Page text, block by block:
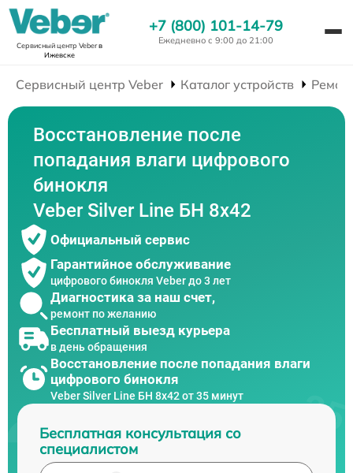
Сервисный центр Veberв
Ижевске
+7 (800) 101-14-79
Ежедневно с 9:00 до 21:00
Сервисный центр Veber Каталог устройств
Восстановление после
попадания влаги цифрового
бинокля
Veber Silver Line БН 8x42
Официальный сервис
Гарантийное обслуживание
цифрового бинокля Veber до 3 лет
Диагностика за наш счет,
ремонт по желанию
Бесплатный выезд курьера
в день обращения
Восстановление после попадания влаги
цифрового бинокля
Veber Silver Line БН 8x42 от 35 минут
Бесплатная консультация со
специалистом